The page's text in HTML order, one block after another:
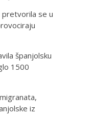
pretvorila se u
španjolsku
1500
iz